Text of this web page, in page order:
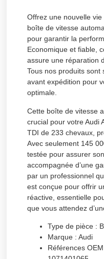
Offrez une nouvelle
boîte de vitesse
pour garantir la
Economique et fiable,
assure une réparation
Tous nos produits sont
avant expédition pour
optimale.
Cette boîte de vitesse
crucial pour votre Audi
TDI de 233 chevaux,
Avec seulement 145
testée pour assurer
accompagnée d’une
par un professionnel
est conçue pour offrir
réactive, essentielle
que vous attendez
Type de pièce :
Marque : Audi
Références